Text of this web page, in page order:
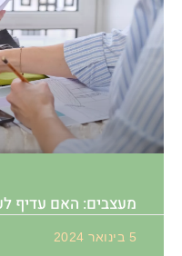
מעצבים: האם עדיף
5 בינואר 2024